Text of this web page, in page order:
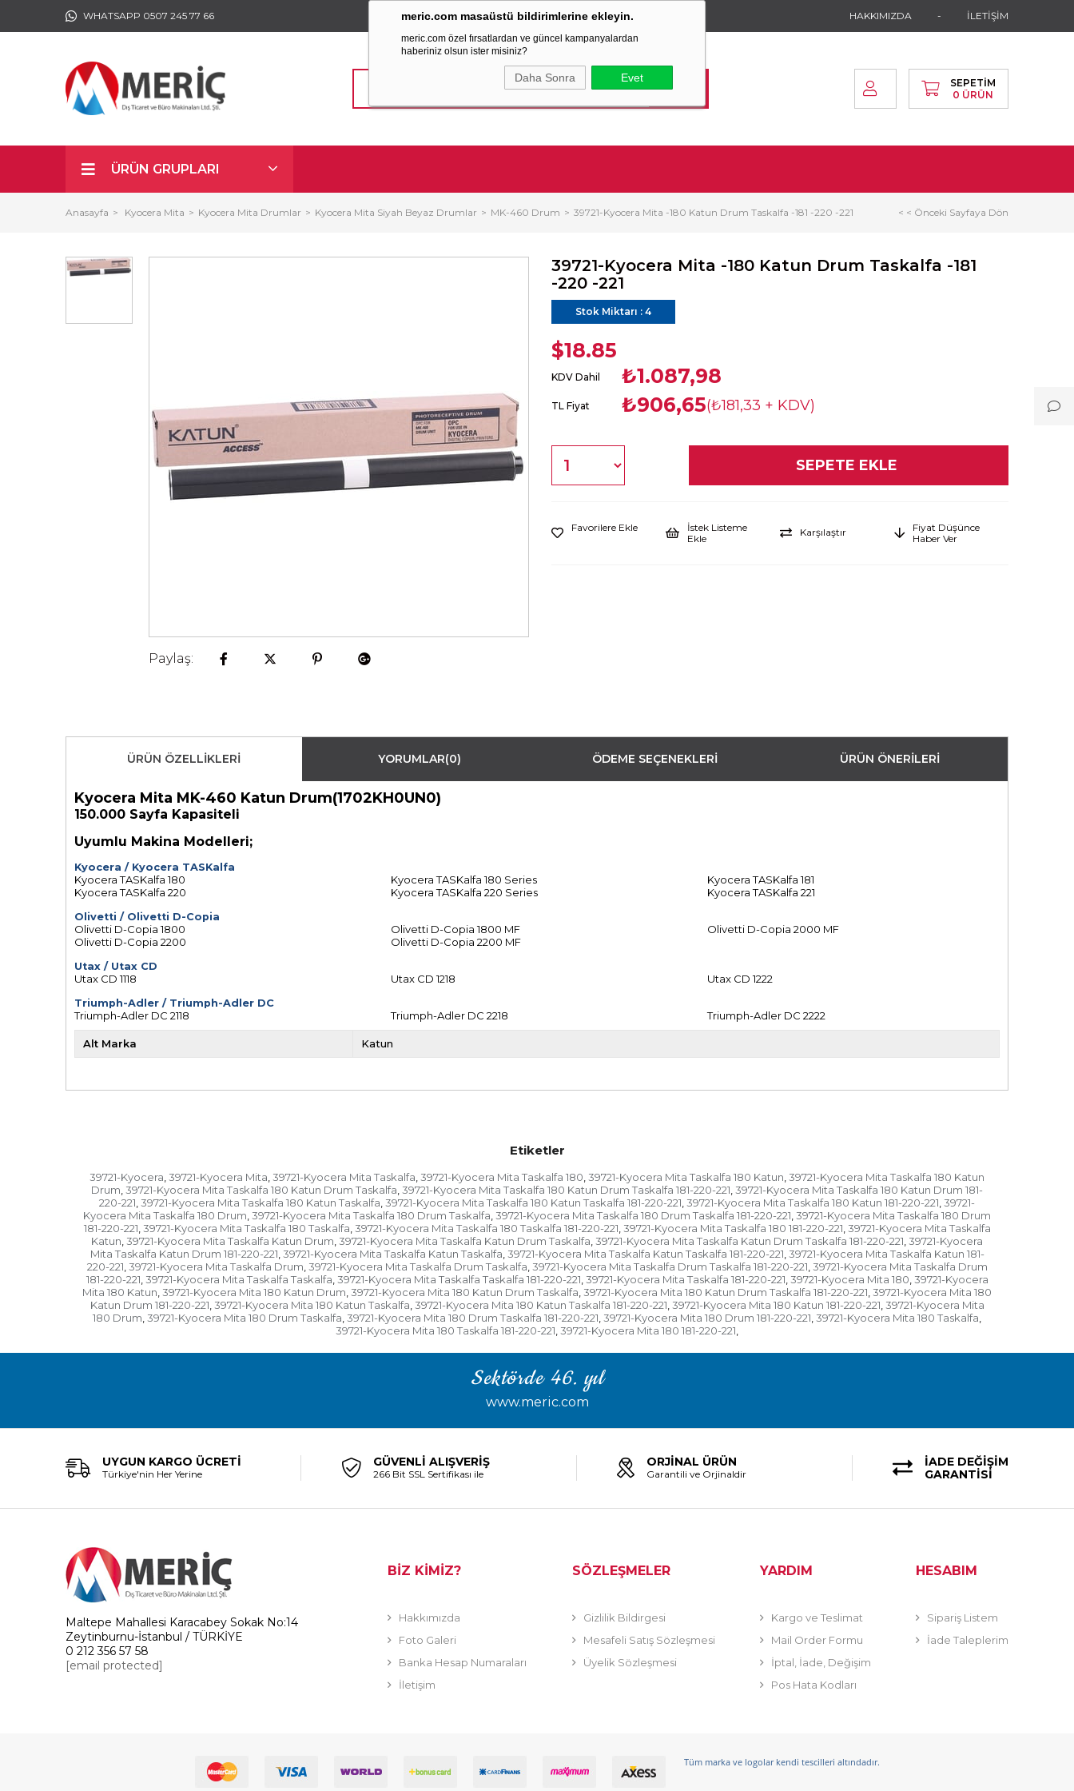
meric.com masaüstü bildirimlerine ekleyin.
meric.com özel fırsatlardan ve güncel kampanyalardan
haberiniz olsun ister misiniz?
Daha Sonra Evet
WHATSAPP 0507 245 77 66 TÜM ALIŞVERİŞLERİNİZDESABİT KARGO ÜCRETİ HAKKIMIZDA İLETİŞİM
SEPETIM
0 ÜRÜN
ÜRÜN GRUPLARI
Anasayfa Kyocera Mita Kyocera Mita Drumlar Kyocera Mita Siyah Beyaz Drumlar MK-460 Drum 39721-Kyocera Mita -180 Katun Drum Taskalfa -181 -220 -221 < < Önceki Sayfaya Dön
Paylaş:
39721-Kyocera Mita -180 Katun Drum Taskalfa -181
-220 -221
Stok Miktarı : 4
$18.85
KDV Dahil ₺1.087,98
TL Fiyat ₺906,65(₺181,33 + KDV)
Favorilere Ekle
İstek Listeme
Ekle
Karşılaştır
Fiyat Düşünce
Haber Ver
ÜRÜN ÖZELLIKLERI YORUMLAR(0) ÖDEME SEÇENEKLERI ÜRÜN ÖNERILERI
Kyocera Mita MK-460 Katun Drum(1702KH0UN0)
150.000 Sayfa Kapasiteli
Uyumlu Makina Modelleri;
Kyocera / Kyocera TASKalfa
Kyocera TASKalfa 180 Kyocera TASKalfa 180 Series
Kyocera TASKalfa 181
Kyocera TASKalfa 220
Kyocera TASKalfa 220 Series Kyocera TASKalfa 221
Olivetti / Olivetti D-Copia
Olivetti D-Copia 1800 Olivetti D-Copia 1800 MF
Olivetti D-Copia 2000 MF
Olivetti D-Copia 2200
Olivetti D-Copia 2200 MF
Utax / Utax CD
Utax CD 1118 Utax CD 1218 Utax CD 1222
Triumph-Adler / Triumph-Adler DC
Triumph-Adler DC 2118 Triumph-Adler DC 2218 Triumph-Adler DC 2222
Alt Marka Katun
Etiketler
39721-Kyocera, 39721-Kyocera Mita, 39721-Kyocera Mita Taskalfa, 39721-Kyocera Mita Taskalfa 180, 39721-Kyocera Mita Taskalfa 180 Katun, 39721-Kyocera Mita Taskalfa 180 Katun
Drum, 39721-Kyocera Mita Taskalfa 180 Katun Drum Taskalfa, 39721-Kyocera Mita Taskalfa 180 Katun Drum Taskalfa 181-220-221, 39721-Kyocera Mita Taskalfa 180 Katun Drum 181-
220-221, 39721-Kyocera Mita Taskalfa 180 Katun Taskalfa, 39721-Kyocera Mita Taskalfa 180 Katun Taskalfa 181-220-221, 39721-Kyocera Mita Taskalfa 180 Katun 181-220-221, 39721-
Kyocera Mita Taskalfa 180 Drum, 39721-Kyocera Mita Taskalfa 180 Drum Taskalfa, 39721-Kyocera Mita Taskalfa 180 Drum Taskalfa 181-220-221, 39721-Kyocera Mita Taskalfa 180 Drum
181-220-221, 39721-Kyocera Mita Taskalfa 180 Taskalfa, 39721-Kyocera Mita Taskalfa 180 Taskalfa 181-220-221, 39721-Kyocera Mita Taskalfa 180 181-220-221, 39721-Kyocera Mita Taskalfa
Katun, 39721-Kyocera Mita Taskalfa Katun Drum, 39721-Kyocera Mita Taskalfa Katun Drum Taskalfa, 39721-Kyocera Mita Taskalfa Katun Drum Taskalfa 181-220-221, 39721-Kyocera
Mita Taskalfa Katun Drum 181-220-221, 39721-Kyocera Mita Taskalfa Katun Taskalfa, 39721-Kyocera Mita Taskalfa Katun Taskalfa 181-220-221, 39721-Kyocera Mita Taskalfa Katun 181-
220-221, 39721-Kyocera Mita Taskalfa Drum, 39721-Kyocera Mita Taskalfa Drum Taskalfa, 39721-Kyocera Mita Taskalfa Drum Taskalfa 181-220-221, 39721-Kyocera Mita Taskalfa Drum
181-220-221, 39721-Kyocera Mita Taskalfa Taskalfa, 39721-Kyocera Mita Taskalfa Taskalfa 181-220-221, 39721-Kyocera Mita Taskalfa 181-220-221, 39721-Kyocera Mita 180, 39721-Kyocera
Mita 180 Katun, 39721-Kyocera Mita 180 Katun Drum, 39721-Kyocera Mita 180 Katun Drum Taskalfa, 39721-Kyocera Mita 180 Katun Drum Taskalfa 181-220-221, 39721-Kyocera Mita 180
Katun Drum 181-220-221, 39721-Kyocera Mita 180 Katun Taskalfa, 39721-Kyocera Mita 180 Katun Taskalfa 181-220-221, 39721-Kyocera Mita 180 Katun 181-220-221, 39721-Kyocera Mita
180 Drum, 39721-Kyocera Mita 180 Drum Taskalfa, 39721-Kyocera Mita 180 Drum Taskalfa 181-220-221, 39721-Kyocera Mita 180 Drum 181-220-221, 39721-Kyocera Mita 180 Taskalfa,
39721-Kyocera Mita 180 Taskalfa 181-220-221, 39721-Kyocera Mita 180 181-220-221,
Sektörde 46. yıl
www.meric.com
UYGUN KARGO ÜCRETİ
Türkiye'nin Her Yerine
GÜVENLİ ALIŞVERİŞ
266 Bit SSL Sertifikası ile
ORJİNAL ÜRÜN
Garantili ve Orjinaldir
İADE DEĞİŞİM
GARANTİSİ
Maltepe Mahallesi Karacabey Sokak No:14
Zeytinburnu-İstanbul / TÜRKİYE
0 212 356 57 58
[email protected]
BİZ KİMİZ?
Hakkımızda
Foto Galeri
Banka Hesap Numaraları
İletişim
SÖZLEŞMELER
Gizlilik Bildirgesi
Mesafeli Satış Sözleşmesi
Üyelik Sözleşmesi
YARDIM
Kargo ve Teslimat
Mail Order Formu
İptal, İade, Değişim
Pos Hata Kodları
HESABIM
Sipariş Listem
İade Taleplerim
Tüm marka ve logolar kendi tescilleri altındadır.